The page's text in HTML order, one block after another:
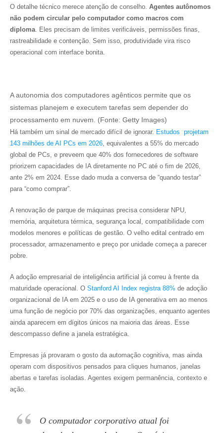
O detalhe técnico merece atenção de conselho. Agentes autônomos
não podem circular pelo computador como macros com
diploma. Eles precisam de limites verificáveis, permissões finas,
rastreabilidade e contenção. Sem isso, produtividade vira risco
operacional com interface bonita.
A autonomia dos computadores agênticos permite que os
sistemas planejem e executem tarefas sem depender do
processamento em nuvem. (Fonte: Getty Images)
Há também um sinal de mercado difícil de ignorar. Estudos projetam
143 milhões de AI PCs em 2026, equivalentes a 55% do mercado
global de PCs, e preveem que 40% dos fornecedores de software
priorizem capacidades de IA diretamente no PC até o fim de 2026,
ante 2% em 2024. Esse dado muda a conversa de “quando testar”
para “como comprar”.
A renovação de parque de máquinas precisa considerar NPU,
memória, arquitetura térmica, segurança local, compatibilidade com
modelos menores e políticas de gestão. O velho edital centrado em
processador, armazenamento e preço por unidade começa a parecer
pobre.
A adoção empresarial de inteligência artificial já correu à frente da
maturidade operacional. O Stanford AI Index registra 88% de adoção
organizacional de IA em 2025 e o uso de IA generativa em ao menos
uma função de negócio por 70% das organizações, enquanto agentes
ainda aparecem em dígitos únicos na maioria das áreas. Esse
descompasso define a janela estratégica.
Empresas já provaram o gosto da automação cognitiva, mas ainda
operam com dispositivos pensados para cliques humanos, janelas
abertas e tarefas isoladas. Agentes exigem permanência, contexto e
ação.
O computador corporativo atual foi